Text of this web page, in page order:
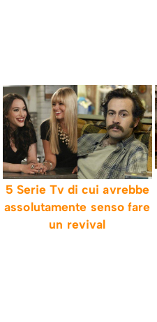
5 Serie Tv di cui avrebbe
assolutamente senso fare
un revival